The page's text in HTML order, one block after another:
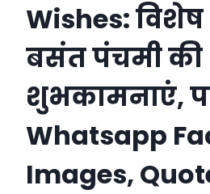
Wishes:
बसंत पंचमी की
शुभकामनाएं,
Whatsapp
Images,